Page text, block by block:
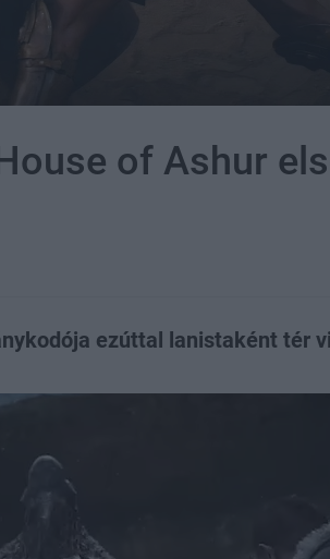
of Ashur
ezúttal lanistaként tér